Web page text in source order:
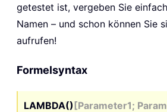
getestet ist, vergeben Sie
Namen – und schon können Sie
aufrufen!
Formelsyntax
LAMBDA()[Parameter1;